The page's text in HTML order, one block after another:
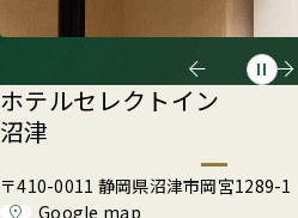
ホテルセレクトイン
沼津
〒410-0011 静岡県沼津市岡宮1289-1
Google map